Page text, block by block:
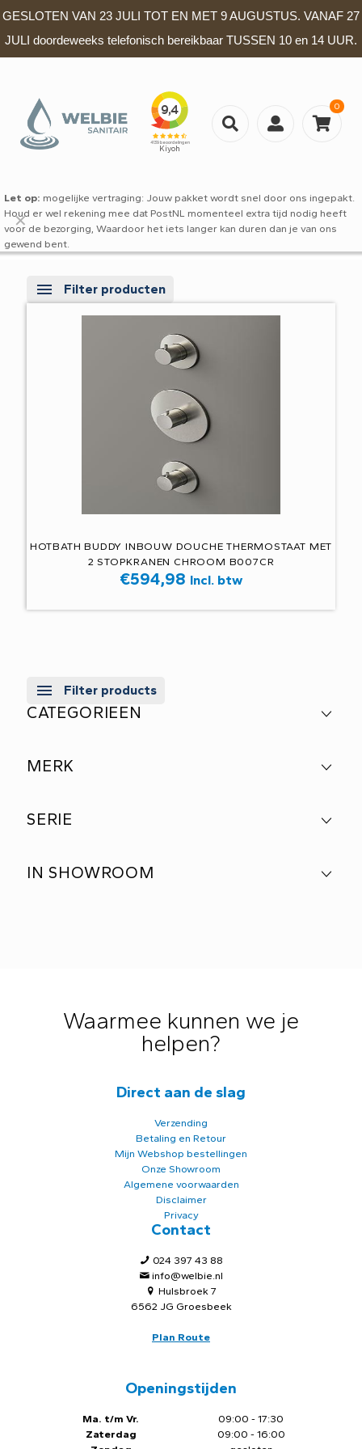
GESLOTEN VAN 23 JULI TOT EN MET 9 AUGUSTUS. VANAF 27
JULI doordeweeks telefonisch bereikbaar TUSSEN 10 en 14 UUR.
0
Let op: mogelijke vertraging: Jouw pakket wordt snel door ons ingepakt.
Houd er wel rekening mee dat PostNL momenteel extra tijd nodig heeft
voor de bezorging, Waardoor het iets langer kan duren dan je van ons
gewend bent.
✕
Filter producten
HOTBATH BUDDY INBOUW DOUCHE THERMOSTAAT MET
2 STOPKRANEN CHROOM B007CR
€594,98 Incl. btw
Filter products
CATEGORIEEN
MERK
SERIE
IN SHOWROOM
Waarmee kunnen we je
helpen?
Direct aan de slag
Verzending
Betaling en Retour
Mijn Webshop bestellingen
Onze Showroom
Algemene voorwaarden
Disclaimer
Privacy
Contact
024 397 43 88
info@welbie.nl
Hulsbroek 7
6562 JG Groesbeek
Plan Route
Openingstijden
Ma. t/m Vr.
Zaterdag
09:00 - 17:30
09:00 - 16:00